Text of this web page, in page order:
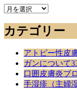
今
で
の
カテゴリー
アトピー性皮
ガンについて
口囲皮膚炎ブ
手湿疹（主婦